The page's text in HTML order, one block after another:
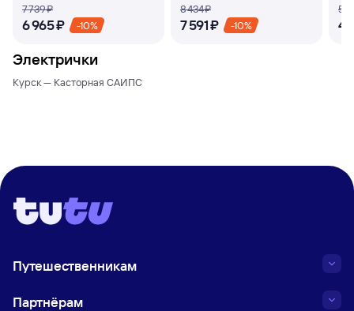
7 ⁠739 ⁠₽
6 ⁠965 ⁠₽ -10%
8 ⁠434 ⁠₽
7 ⁠591 ⁠₽ -10%
5
4
Электрички
Курск — Касторная САИПС
Путешественникам
Партнёрам